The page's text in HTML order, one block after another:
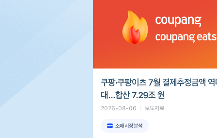
쿠팡∙쿠팡이츠 7월 결제추정금액 역
대...합산 7.29조 원
2026-08-06 보도자료
소매시장분석